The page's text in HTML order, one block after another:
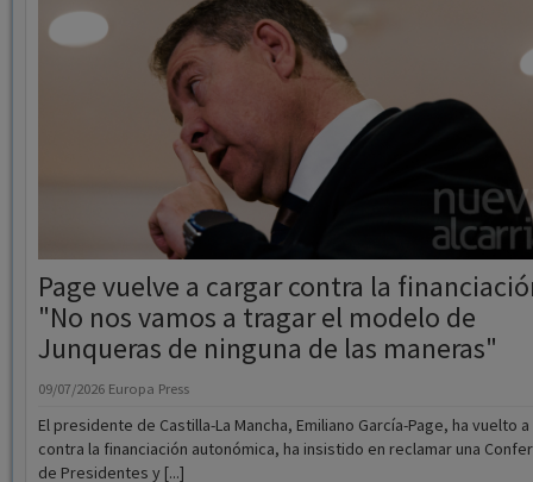
Page vuelve a cargar contra la
"No nos vamos a tragar el modelo de
Junqueras de ninguna de las maneras"
09/07/2026Europa Press
El presidente de Castilla-La Mancha, Emiliano García-Page, ha vuelto
contra la financiación autonómica, ha insistido en reclamar una
de Presidentes y [...]